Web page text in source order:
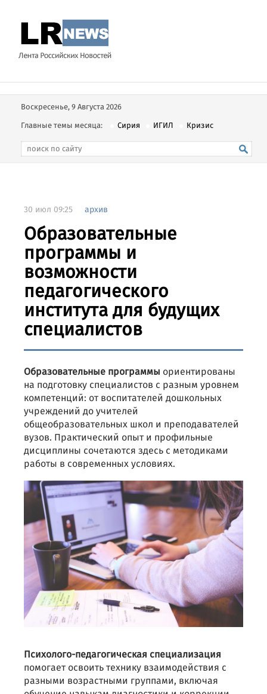
Воскресенье, 9 Августа 2026
Главные темы месяца:
Сирия ИГИЛ Кризис
30 июл 09:25 архив
Образовательные
программы и
возможности
педагогического
института для будущих
специалистов
Образовательные программы ориентированы
на подготовку специалистов с разным уровнем
компетенций: от воспитателей дошкольных
учреждений до учителей
общеобразовательных школ и преподавателей
вузов. Практический опыт и профильные
дисциплины сочетаются здесь с методиками
работы в современных условиях.
Психолого-педагогическая специализация
помогает освоить технику взаимодействия с
разными возрастными группами, включая